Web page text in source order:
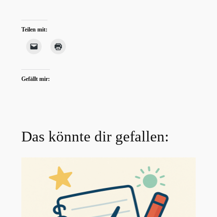
Teilen mit:
Gefällt mir:
Das könnte dir gefallen: